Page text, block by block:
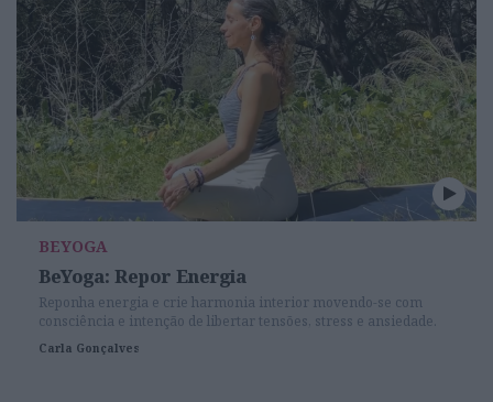
BEYOGA
BeYoga: Repor Energia
Reponha energia e crie harmonia interior movendo-se com
consciência e intenção de libertar tensões, stress e ansiedade.
Liberte-se da rigidez física e mental, dedicando um momento ao
seu bem-estar. Para esta prática, crie um ambiente especial para
Carla Gonçalves